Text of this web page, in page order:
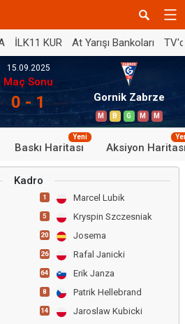
İLK11 KUR At Yarışı Bankoları
15.09.2025
Maç Sonu
0 - 1 Gornik Zabrze
M B G M M
Baskı Haritası
Yeni
Aksiyon
Kadro
1 Marcel Lubik
5 Kryspin Szczesniak
20 Josema
26 Rafal Janicki
64 Erik Janza
8 Patrik Hellebrand
14 Jaroslaw Kubicki